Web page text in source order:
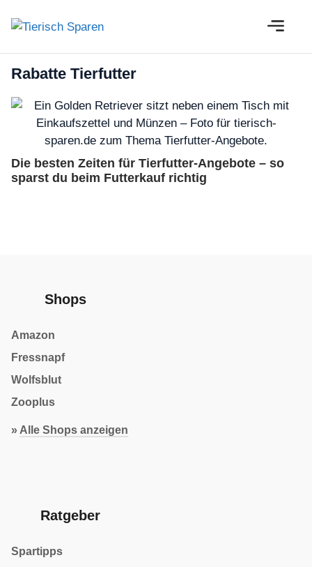
Inhalt
Rabatte Tierfutter
Die besten Zeiten für Tierfutter-Angebote – so
sparst du beim Futterkauf richtig
Shops
Amazon
Fressnapf
Wolfsblut
Zooplus
» Alle Shops anzeigen
Ratgeber
Spartipps